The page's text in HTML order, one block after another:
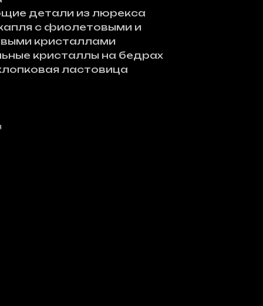
детали из люрекса
с фиолетовыми и
кристаллами
кристаллы на бедрах
ластовица